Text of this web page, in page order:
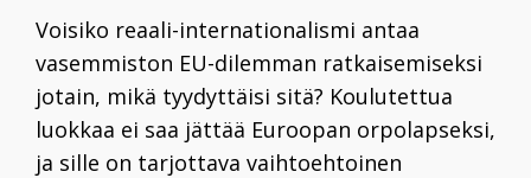
Voisiko reaali-internationalismi antaa
vasemmiston EU-dilemman ratkaisemiseksi
jotain, mikä tyydyttäisi sitä? Koulutettua
luokkaa ei saa jättää Euroopan orpolapseksi,
ja sille on tarjottava vaihtoehtoinen